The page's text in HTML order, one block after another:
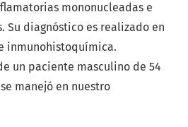
mononucleadas e
Su diagnóstico es realizado en
inmunohistoquímica.
un paciente masculino de 54
manejó en nuestro